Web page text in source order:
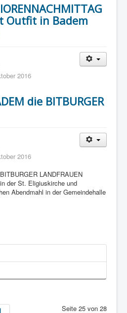
Outfit in Badem
2016
die BITBURGER
2016
LANDFRAUEN
der St. Eligiuskirche und
Abendmahl in der Gemeindehalle
Seite 25 von 28